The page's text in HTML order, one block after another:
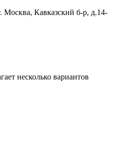
Москва, Кавказский б-р, д.14-
несколько вариантов